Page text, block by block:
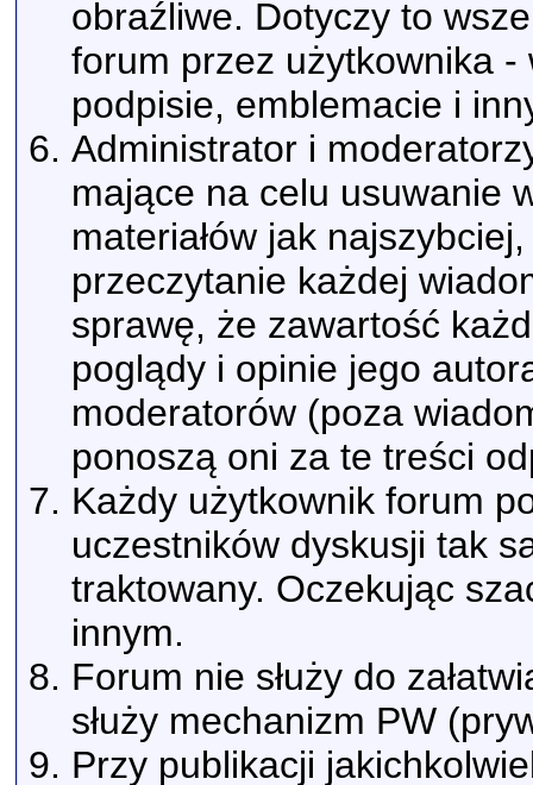
obraźliwe. Dotyczy to
forum przez użytkownika
podpisie, emblemacie i
Administrator i
mające na celu usuwanie
materiałów jak
przeczytanie każdej
sprawę, że zawartość
poglądy i opinie jego
moderatorów (poza
ponoszą oni za te treści
Każdy użytkownik forum
uczestników dyskusji tak
traktowany. Oczekując
innym.
Forum nie służy do
służy mechanizm PW
Przy publikacji